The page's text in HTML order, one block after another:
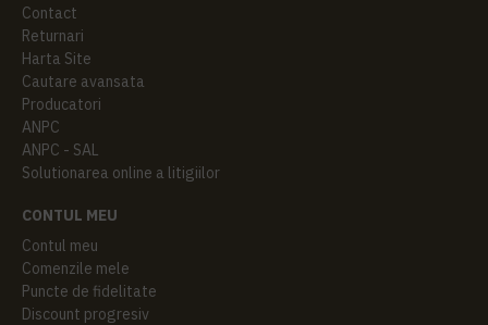
Contact
Returnari
Harta Site
Cautare avansata
Producatori
ANPC
ANPC - SAL
Solutionarea online a litigiilor
CONTUL MEU
Contul meu
Comenzile mele
Puncte de fidelitate
Discount progresiv